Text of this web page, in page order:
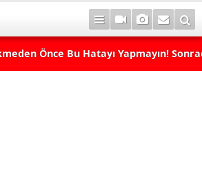
Önce Bu Hatayı Yapmayın!